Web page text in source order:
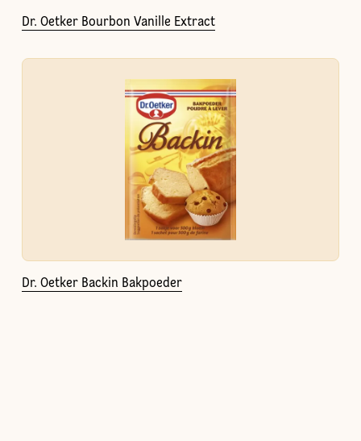
Dr. Oetker Bourbon Vanille Extract
Dr. Oetker Backin Bakpoeder